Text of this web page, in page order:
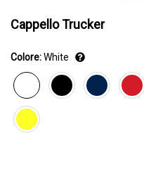
Cappello Trucker
Colore:White